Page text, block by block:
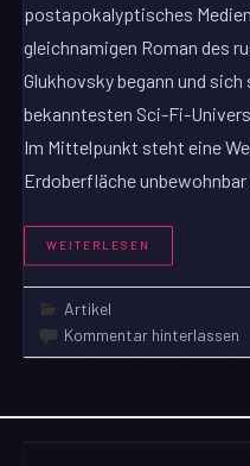
postapokalyptisches
gleichnamigen Roman des
Glukhovsky begann und
bekanntesten Sci-Fi-
Im Mittelpunkt steht eine
Erdoberfläche
WEITERLESEN
Artikel
Kommentar hinterlassen